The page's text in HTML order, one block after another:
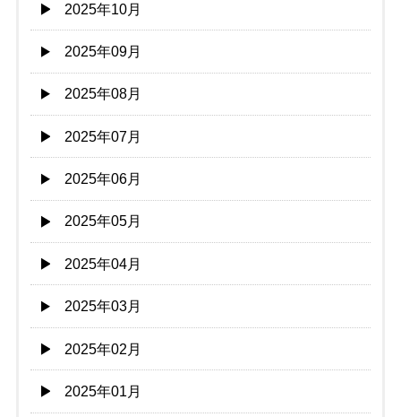
2025年10月
2025年09月
2025年08月
2025年07月
2025年06月
2025年05月
2025年04月
2025年03月
2025年02月
2025年01月